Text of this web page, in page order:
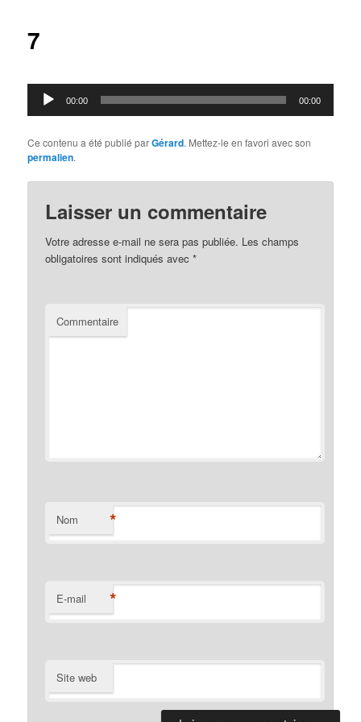
7
Lecteur
audio
00:00 00:00
Ce contenu a été publié parGérard. Mettez-le en favori avec son
permalien.
Laisser un commentaire
Votre adresse e-mail ne sera pas publiée. Les champs
obligatoires sont indiqués avec*
Commentaire
Nom *
E-mail *
Site web